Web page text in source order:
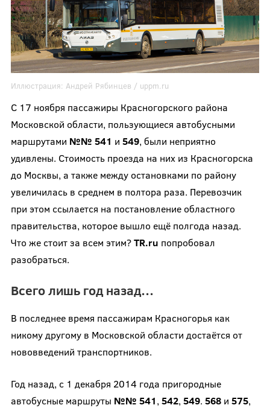
Иллюстрация: Андрей Рябинцев / uppm.ru
С 17 ноября пассажиры Красногорского района
Московской области, пользующиеся автобусными
маршрутами №№ 541 и 549, были неприятно
удивлены. Стоимость проезда на них из Красногорска
до Москвы, а также между остановками по району
увеличилась в среднем в полтора раза. Перевозчик
при этом ссылается на постановление областного
правительства, которое вышло ещё полгода назад.
Что же стоит за всем этим?TR.ru попробовал
разобраться.
Всего лишь год назад…
В последнее время пассажирам Красногорья как
никому другому в Московской области достаётся от
нововведений транспортников.
Год назад, с 1 декабря 2014 года пригородные
автобусные маршруты №№ 541, 542, 549. 568и 575,